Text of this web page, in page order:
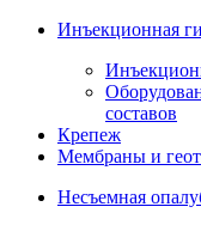
Инъекционная
составов
Крепеж
Мембраны и
Несъемная